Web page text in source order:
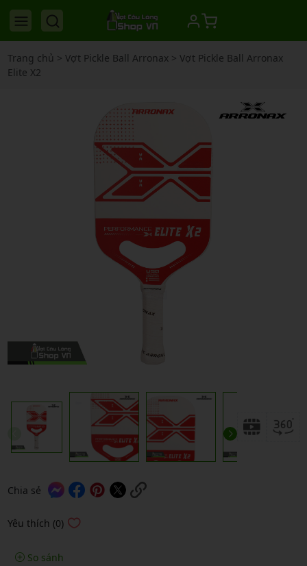
Trang chủ > Vợt Pickle Ball Arronax> Vợt Pickle Ball Arronax
Elite X2
Chia sẻ
Yêu thích (0)
So sánh